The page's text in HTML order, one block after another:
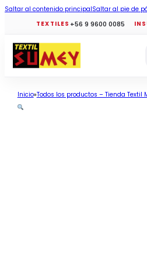
Saltar al contenido principalSaltar al pie de
TEXTILES +56 9 9600 0085
Inicio Todos los productos – Tienda Textil